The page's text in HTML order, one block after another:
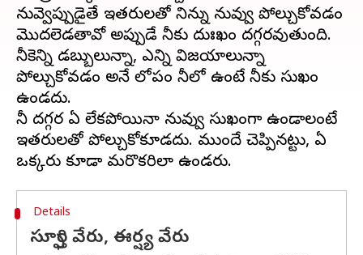
నువ్వెప్పుడైతే ఇతరులతో నిన్ను నువ్వు పోల్చుకోవడం
మొదలెడతావో అప్పుడే నీకు దుఃఖం దగ్గరవుతుంది.
నీకెన్ని డబ్బులున్నా, ఎన్ని విజయాలున్నా
పోల్చుకోవడం అనే లోపం నీలో ఉంటే నీకు సుఖం
ఉండదు.
నీ దగ్గర ఏమీ లేకపోయినా నువ్వు సుఖంగా ఉండాలంటే
ఇతరులతో పోల్చుకోకూడదు. ముందే చెప్పినట్టు, ఏ
Details
స్ఫూర్తి వేరు, ఈర్ష్య వేరు